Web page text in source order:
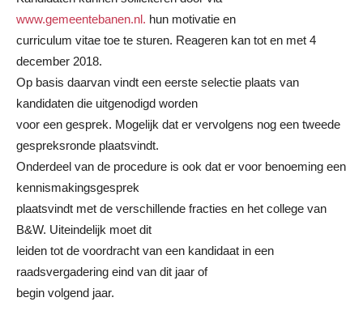
www.gemeentebanen.nl. hun motivatie en
curriculum vitae toe te sturen. Reageren kan tot en met 4
december 2018.
Op basis daarvan vindt een eerste selectie plaats van
kandidaten die uitgenodigd worden
voor een gesprek. Mogelijk dat er vervolgens nog een tweede
gespreksronde plaatsvindt.
Onderdeel van de procedure is ook dat er voor benoeming een
kennismakingsgesprek
plaatsvindt met de verschillende fracties en het college van
B&W. Uiteindelijk moet dit
leiden tot de voordracht van een kandidaat in een
raadsvergadering eind van dit jaar of
begin volgend jaar.